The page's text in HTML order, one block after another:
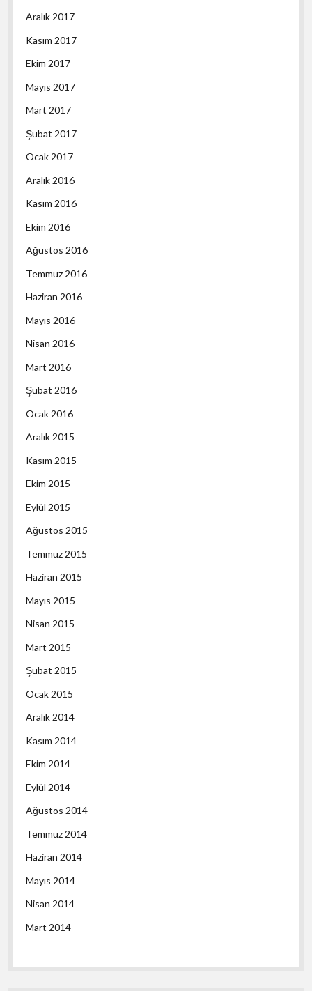
Aralık 2017
Kasım 2017
Ekim 2017
Mayıs 2017
Mart 2017
Şubat 2017
Ocak 2017
Aralık 2016
Kasım 2016
Ekim 2016
Ağustos 2016
Temmuz 2016
Haziran 2016
Mayıs 2016
Nisan 2016
Mart 2016
Şubat 2016
Ocak 2016
Aralık 2015
Kasım 2015
Ekim 2015
Eylül 2015
Ağustos 2015
Temmuz 2015
Haziran 2015
Mayıs 2015
Nisan 2015
Mart 2015
Şubat 2015
Ocak 2015
Aralık 2014
Kasım 2014
Ekim 2014
Eylül 2014
Ağustos 2014
Temmuz 2014
Haziran 2014
Mayıs 2014
Nisan 2014
Mart 2014